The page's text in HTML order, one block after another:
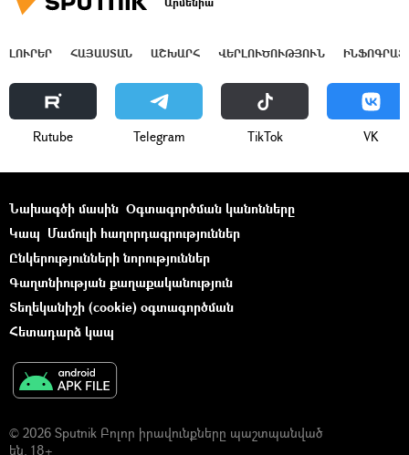
ԼՈՒՐԵՐ ՀԱՅԱՍՏԱՆ ԱՇԽԱՐՀ ՎԵՐԼՈՒԾՈՒԹՅՈՒՆ
Rutube Telegram ТikТоk VK
Նախագծի մասին Օգտագործման կանոնները
Կապ Մամուլի հաղորդագրություններ
Ընկերությունների նորություններ
Գաղտնիության քաղաքականություն
Տեղեկանիշի (cookie) օգտագործման
Հետադարձ կապ
© 2026 Sputnik Բոլոր իրավունքները պաշտպանված
են. 18+